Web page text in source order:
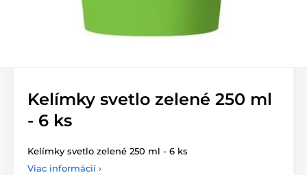
Kelímky svetlo zelené 250 ml
- 6 ks
Kelímky svetlo zelené 250 ml - 6 ks
Viac informácií ›